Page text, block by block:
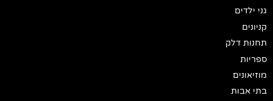
גני ילדים
קניונים
תחנות דלק
ספריות
מוזיאונים
בתי אבות